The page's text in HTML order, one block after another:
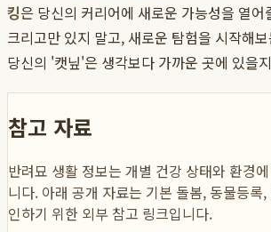
킹은 당신의 커리어에 새로운 가능성을 열어
크리고만 있지 말고, 새로운 탐험을 시작해
당신의 '캣닢'은 생각보다 가까운 곳에 있을
참고 자료
반려묘 생활 정보는 개별 건강 상태와 환경
니다. 아래 공개 자료는 기본 돌봄, 동물등록
인하기 위한 외부 참고 링크입니다.